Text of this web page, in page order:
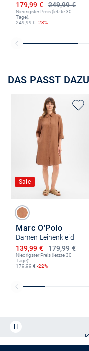
249,99 €
Ermäßigter Preis
179,99 €
Niedrigster Preis (letzte 30
Tage):
249,99€ -28%
DAS PASST DAZU
Sale
Marc O'Polo
Damen Leinenkleid
179,99 €
Ermäßigter Preis
139,99 €
Niedrigster Preis (letzte 30
Tage):
179,99€ -22%